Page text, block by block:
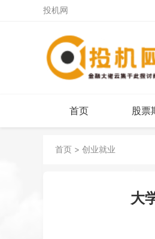
投机网
首页 股票
首页 > 创业就业
大